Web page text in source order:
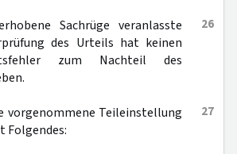
26
Sachrüge veranlasste
des Urteils hat keinen
zum Nachteil des
27
vorgenommene Teileinstellung
Folgendes: